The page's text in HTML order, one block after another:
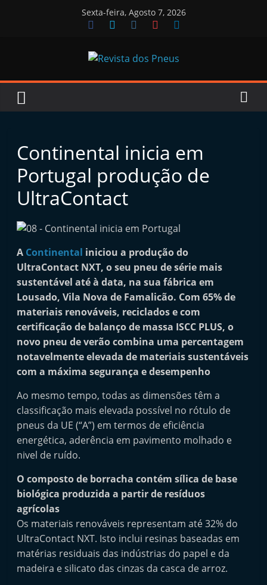
Sexta-feira, Agosto 7, 2026
Revista
dos
Pneus
e
v
i
t
a
i
n
d
e
p
e
n
d
e
n
e
d
p
n
e
Continental inicia em
Portugal produção de
UltraContact
A Continental iniciou a produção do
UltraContact NXT, o seu pneu de série mais
sustentável até à data, na sua fábrica em
Lousado, Vila Nova de Famalicão. Com 65% de
materiais renováveis, reciclados e com
certificação de balanço de massa ISCC PLUS, o
novo pneu de verão combina uma percentagem
notavelmente elevada de materiais sustentáveis
com a máxima segurança e desempenho
Ao mesmo tempo, todas as dimensões têm a
classificação mais elevada possível no rótulo de
pneus da UE (“A”) em termos de eficiência
energética, aderência em pavimento molhado e
nivel de ruído.
O composto de borracha contém sílica de base
biológica produzida a partir de resíduos
agrícolas
Os materiais renováveis representam até 32% do
UltraContact NXT. Isto inclui resinas baseadas em
matérias residuais das indústrias do papel e da
madeira e silicato das cinzas da casca de arroz.